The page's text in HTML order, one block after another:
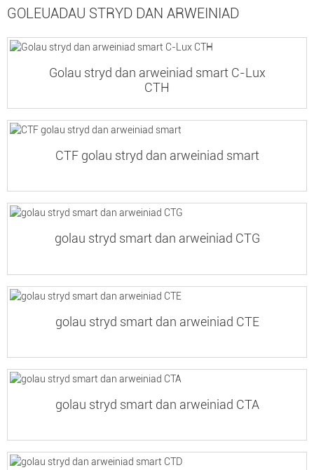
GOLEUADAU STRYD DAN ARWEINIAD
Golau stryd dan arweiniad smart C-Lux
CTH
CTF golau stryd dan arweiniad smart
golau stryd smart dan arweiniad CTG
golau stryd smart dan arweiniad CTE
golau stryd smart dan arweiniad CTA